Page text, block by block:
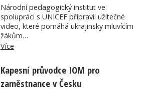
Národní pedagogický institut ve
spolupráci s UNICEF připravil užitečné
video, které pomáhá ukrajinsky mluvícím
žákům…
Více
Kapesní průvodce IOM pro
zaměstnance v Česku